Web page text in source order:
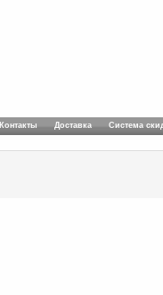
Контакты Доставка Система